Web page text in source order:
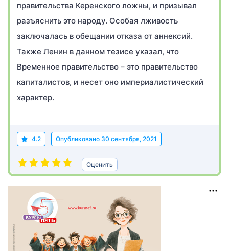
правительства Керенского ложны, и призывал
разъяснить это народу. Особая лживость
заключалась в обещании отказа от аннексий.
Также Ленин в данном тезисе указал, что
Временное правительство – это правительство
капиталистов, и несет оно империалистический
характер.
4.2 Опубликовано 30 сентября, 2021
Оценить